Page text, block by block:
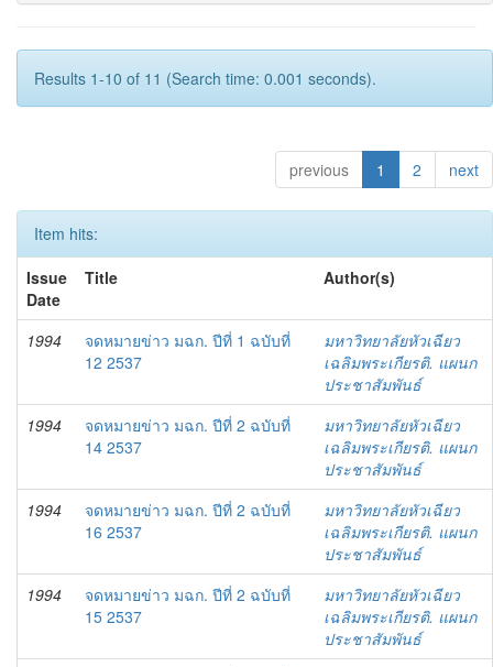
Results 1-10 of 11 (Search time: 0.001 seconds).
previous 1 2 next
Item hits:
Issue
Date
Title Author(s)
1994
จดหมายข่าว มฉก. ปีที่ 1 ฉบับที่
12 2537
มหาวิทยาลัยหัวเฉียว
เฉลิมพระเกียรติ. แผนก
ประชาสัมพันธ์
1994
จดหมายข่าว มฉก. ปีที่ 2 ฉบับที่
14 2537
มหาวิทยาลัยหัวเฉียว
เฉลิมพระเกียรติ. แผนก
ประชาสัมพันธ์
1994
จดหมายข่าว มฉก. ปีที่ 2 ฉบับที่
16 2537
มหาวิทยาลัยหัวเฉียว
เฉลิมพระเกียรติ. แผนก
ประชาสัมพันธ์
1994
จดหมายข่าว มฉก. ปีที่ 2 ฉบับที่
15 2537
มหาวิทยาลัยหัวเฉียว
เฉลิมพระเกียรติ. แผนก
ประชาสัมพันธ์